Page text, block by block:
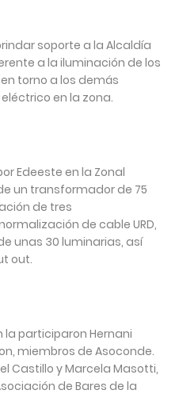
soporte a la Alcaldía
a la iluminación de los
torno a los demás
en la zona.
Edeeste en la Zonal
un transformador de 75
de tres
de cable URD,
unas 30 luminarias, así
out.
la participaron Hernani
miembros de Asoconde.
Castillo y Marcela Masotti,
de Bares de la